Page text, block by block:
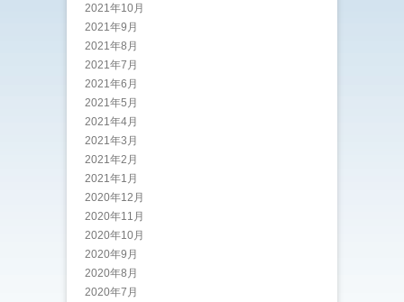
2021年10月
2021年9月
2021年8月
2021年7月
2021年6月
2021年5月
2021年4月
2021年3月
2021年2月
2021年1月
2020年12月
2020年11月
2020年10月
2020年9月
2020年8月
2020年7月